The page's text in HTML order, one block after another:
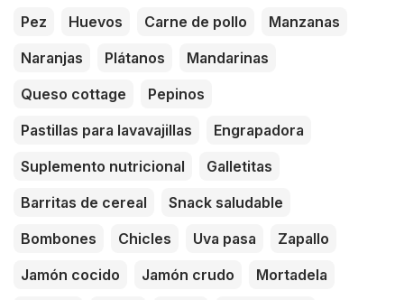
Pez Huevos Carne de pollo
Manzanas
Naranjas
Plátanos
Mandarinas
Queso cottage
Pepinos
Pastillas para lavavajillas
Engrapadora
Suplemento nutricional
Galletitas
Barritas de cereal
Snack saludable
Bombones
Chicles Uva pasa
Zapallo
Jamón cocido
Jamón crudo
Mortadela